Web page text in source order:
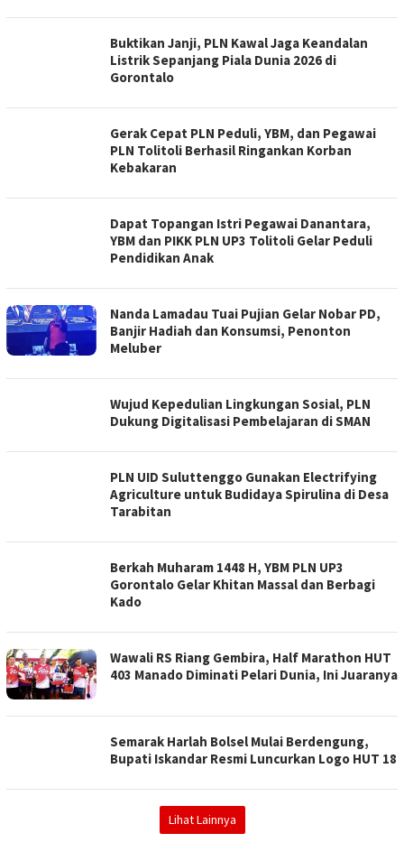
Buktikan Janji, PLN Kawal Jaga Keandalan
Listrik Sepanjang Piala Dunia 2026 di
Gorontalo
Gerak Cepat PLN Peduli, YBM, dan Pegawai
PLN Tolitoli Berhasil Ringankan Korban
Kebakaran
Dapat Topangan Istri Pegawai Danantara,
YBM dan PIKK PLN UP3 Tolitoli Gelar Peduli
Pendidikan Anak
Nanda Lamadau Tuai Pujian Gelar Nobar PD,
Banjir Hadiah dan Konsumsi, Penonton
Meluber
Wujud Kepedulian Lingkungan Sosial, PLN
Dukung Digitalisasi Pembelajaran di SMAN
PLN UID Suluttenggo Gunakan Electrifying
Agriculture untuk Budidaya Spirulina di Desa
Tarabitan
Berkah Muharam 1448 H, YBM PLN UP3
Gorontalo Gelar Khitan Massal dan Berbagi
Kado
Wawali RS Riang Gembira, Half Marathon HUT
403 Manado Diminati Pelari Dunia, Ini Juaranya
Semarak Harlah Bolsel Mulai Berdengung,
Bupati Iskandar Resmi Luncurkan Logo HUT 18
Lihat Lainnya